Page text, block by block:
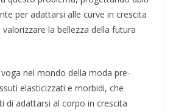
per adattarsi alle curve in crescita
la bellezza della futura
nel mondo della moda pre-
elasticizzati e morbidi, che
di adattarsi al corpo in crescita